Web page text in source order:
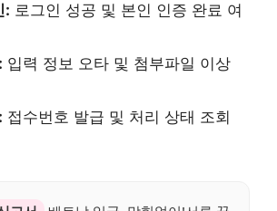
: 로그인 성공 및 본인 인증 완료 여
입력 정보 오타 및 첨부파일 이상
접수번호 발급 및 처리 상태 조회